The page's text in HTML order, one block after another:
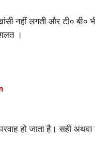
नहीं लगती और टी० बी०
।
हो जाता है। सही